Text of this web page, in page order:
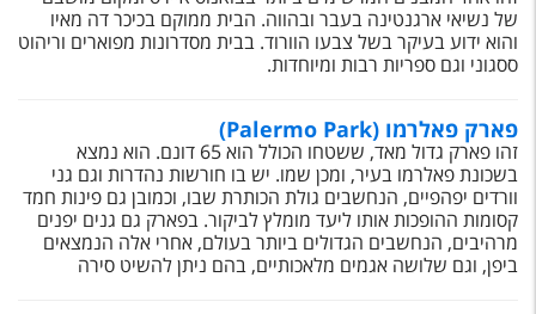
של נשיאי ארגנטינה בעבר ובהווה. הבית ממוקם בכיכר דה מאיו
והוא ידוע בעיקר בשל צבעו הוורוד. בבית מסדרונות מפוארים וריהוט
ססגוני וגם ספריות רבות ומיוחדות.
פארק פאלרמו (Palermo Park)
זהו פארק גדול מאד, ששטחו הכולל הוא 65 דונם. הוא נמצא
בשכונת פאלרמו בעיר, ומכן שמו. יש בו חורשות נהדרות וגם גני
וורדים יפהפיים, הנחשבים גולת הכותרת שבו, וכמובן גם פינות חמד
קסומות ההופכות אותו ליעד מומלץ לביקור. בפארק גם גנים יפנים
מרהיבים, הנחשבים הגדולים ביותר בעולם, אחרי אלה הנמצאים
ביפן, וגם שלושה אגמים מלאכותיים, בהם ניתן להשיט סירה